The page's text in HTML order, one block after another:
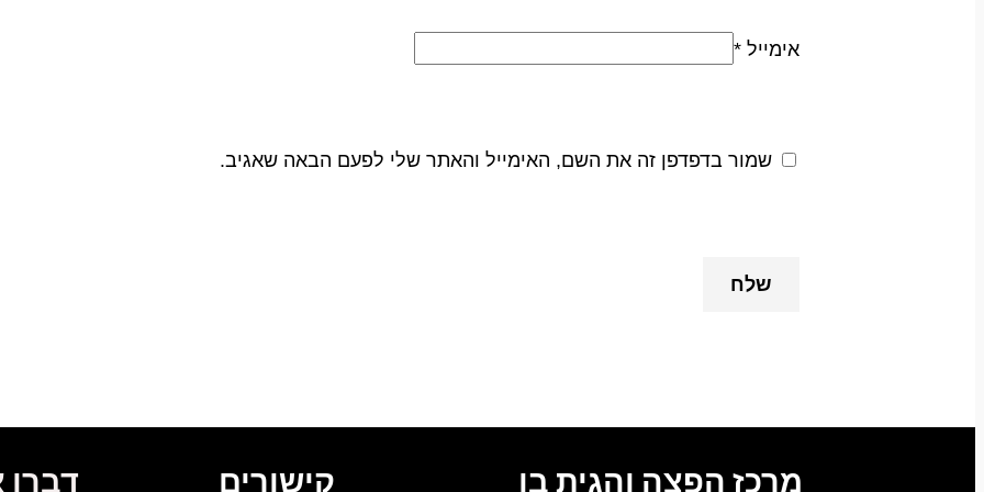
אימייל *
שמור בדפדפן זה את השם, האימייל והאתר שלי לפעם הבאה שאגיב.
מרכז הפצה והגית בו קישורים דברו